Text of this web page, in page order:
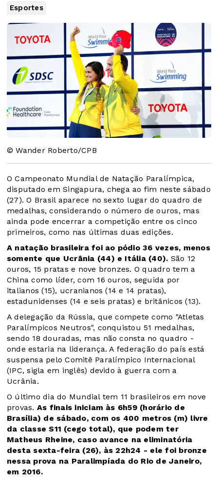
Esportes
© Wander Roberto/CPB
O Campeonato Mundial de Natação Paralímpica,
disputado em Singapura, chega ao fim neste sábado
(27). O Brasil aparece no sexto lugar do quadro de
medalhas, considerando o número de ouros, mas
ainda pode encerrar a competição entre os cinco
primeiros, como nas últimas duas edições.
A natação brasileira foi ao pódio 36 vezes, menos
somente que Ucrânia (44) e Itália (40). São 12
ouros, 15 pratas e nove bronzes. O quadro tem a
China como líder, com 16 ouros, seguida por
italianos (15), ucranianos (14 e 14 pratas),
estadunidenses (14 e seis pratas) e britânicos (13).
A delegação da Rússia, que compete como "Atletas
Paralímpicos Neutros", conquistou 51 medalhas,
sendo 18 douradas, mas não consta no quadro -
onde estaria na liderança. A federação do país está
suspensa pelo Comitê Paralímpico Internacional
(IPC, sigla em inglês) devido à guerra com a
Ucrânia.
O último dia do Mundial tem 11 brasileiros em nove
provas. As finais iniciam às 6h59 (horário de
Brasília) de sábado, com os 400 metros (m) livre
da classe S11 (cego total), que podem ter
Matheus Rheine, caso avance na eliminatória
desta sexta-feira (26), às 22h24 - ele foi bronze
nessa prova na Paralimpíada do Rio de Janeiro,
em 2016.